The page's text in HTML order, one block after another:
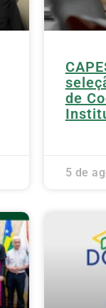
de
5 de